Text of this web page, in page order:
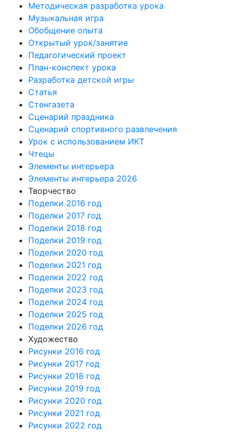
Методическая разработка урока
Музыкальная игра
Обобщение опыта
Открытый урок/занятие
Педагогический проект
План-конспект урока
Разработка детской игры
Статья
Стенгазета
Сценарий праздника
Сценарий спортивного развлечения
Урок с использованием ИКТ
Чтецы
Элементы интерьера
Элементы интерьера 2026
Творчество
Поделки 2016 год
Поделки 2017 год
Поделки 2018 год
Поделки 2019 год
Поделки 2020 год
Поделки 2021 год
Поделки 2022 год
Поделки 2023 год
Поделки 2024 год
Поделки 2025 год
Поделки 2026 год
Художество
Рисунки 2016 год
Рисунки 2017 год
Рисунки 2018 год
Рисунки 2019 год
Рисунки 2020 год
Рисунки 2021 год
Рисунки 2022 год